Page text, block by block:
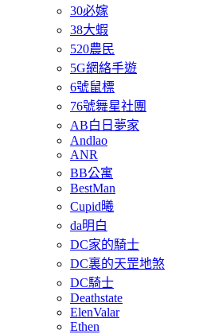
30必嫁
38大蝦
520農民
5G網絡手遊
6號鼠標
76號舞星社團
AB白日夢家
Andlao
ANR
BB公寓
BestMan
Cupid曦
da明白
DC家的騎士
DC裏的天罡地煞
DC騎士
Deathstate
ElenValar
Ethen